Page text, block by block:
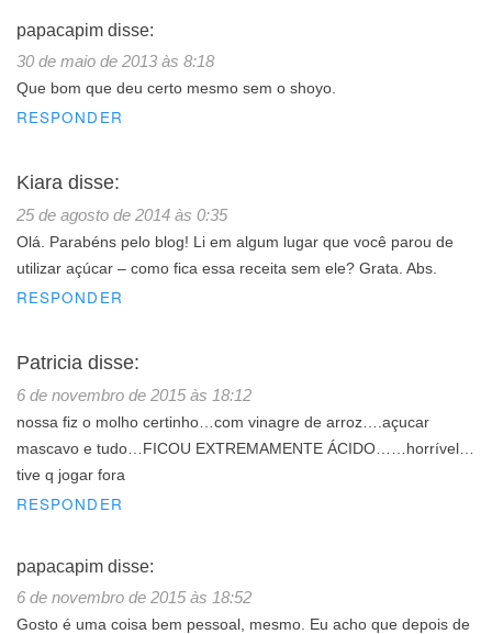
papacapim disse:
30 de maio de 2013 às 8:18
Que bom que deu certo mesmo sem o shoyo.
RESPONDER
Kiara disse:
25 de agosto de 2014 às 0:35
Olá. Parabéns pelo blog! Li em algum lugar que você parou de
utilizar açúcar – como fica essa receita sem ele? Grata. Abs.
RESPONDER
Patricia disse:
6 de novembro de 2015 às 18:12
nossa fiz o molho certinho…com vinagre de arroz….açucar
mascavo e tudo…FICOU EXTREMAMENTE ÁCIDO……horrível…
tive q jogar fora
RESPONDER
papacapim disse:
6 de novembro de 2015 às 18:52
Gosto é uma coisa bem pessoal, mesmo. Eu acho que depois de